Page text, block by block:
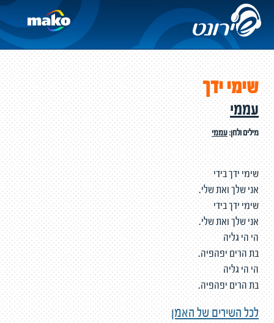
שימי ידך
עממי
מילים ולחן:עממי
שימי ידך בידי
אני שלך ואת שלי.
שימי ידך בידי
אני שלך ואת שלי.
הי הי גליה
בת הרים יפהפיה.
הי הי גליה
בת הרים יפהפיה.
לכל השירים של האמן